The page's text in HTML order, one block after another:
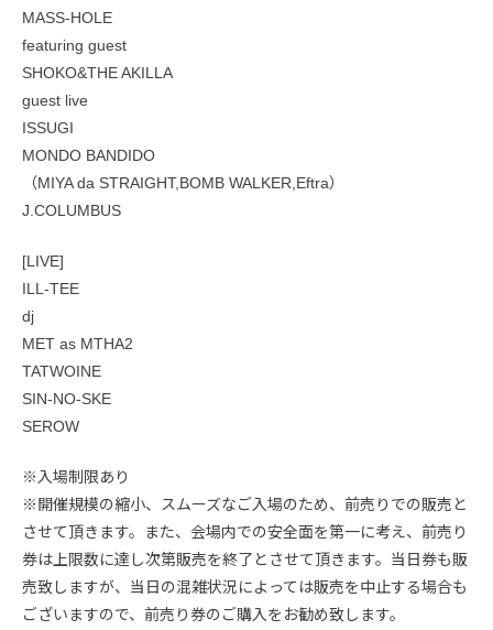
MASS-HOLE
featuring guest
SHOKO&THE AKILLA
guest live
ISSUGI
MONDO BANDIDO
（MIYA da STRAIGHT,BOMB WALKER,Eftra）
J.COLUMBUS
[LIVE]
ILL-TEE
dj
MET as MTHA2
TATWOINE
SIN-NO-SKE
SEROW
※入場制限あり
※開催規模の縮小、スムーズなご入場のため、前売りでの販売と
させて頂きます。また、会場内での安全面を第一に考え、前売り
券は上限数に達し次第販売を終了とさせて頂きます。当日券も販
売致しますが、当日の混雑状況によっては販売を中止する場合も
ございますので、前売り券のご購入をお勧め致します。